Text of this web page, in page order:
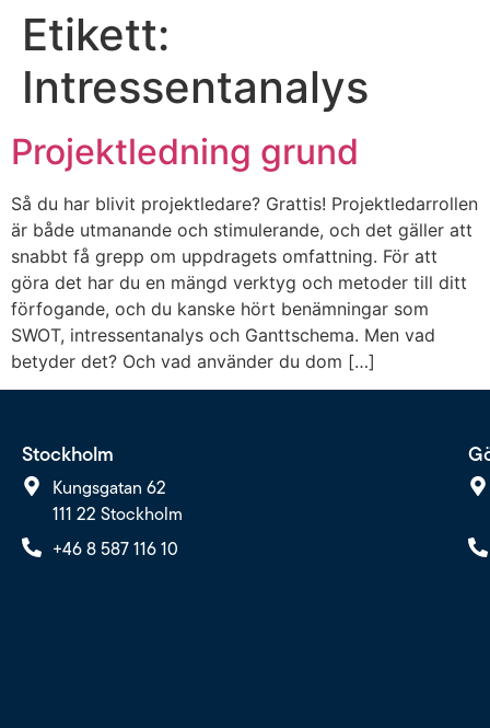
Etikett:
Intressentanalys
Projektledning grund
Så du har blivit projektledare? Grattis! Projektledarrollen
är både utmanande och stimulerande, och det gäller att
snabbt få grepp om uppdragets omfattning. För att
göra det har du en mängd verktyg och metoder till ditt
förfogande, och du kanske hört benämningar som
SWOT, intressentanalys och Ganttschema. Men vad
betyder det? Och vad använder du dom […]
Stockholm
Kungsgatan 62
111 22 Stockholm
+46 8 587 116 10